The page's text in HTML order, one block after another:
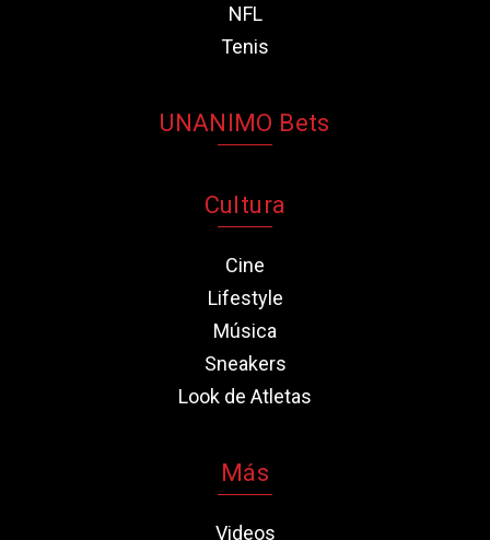
NFL
Tenis
UNANIMO Bets
Cultura
Cine
Lifestyle
Música
Sneakers
Look de Atletas
Más
Videos